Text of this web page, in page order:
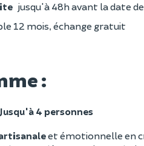
jusqu'à 48h avant la date
12 mois, échange gratuit
:
Jusqu'à 4 personnes
et émotionnelle en